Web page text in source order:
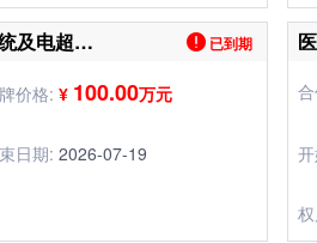
注射后皮下脂肪增生B超自动诊断系统及电超治疗系统研发 已到期
价格: ¥ 100.00万元
日期: 2026-07-19